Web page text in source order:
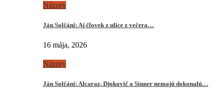
Názory
Ján Solčáni: Aj človek z ulice z večera…
16 mája, 2026
Názory
Ján Solčáni: Alcaraz, Djokovič a Sinner nemajú dokonalú…